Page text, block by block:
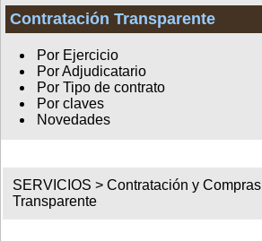
Contratación Transparente
Por Ejercicio
Por Adjudicatario
Por Tipo de contrato
Por claves
Novedades
SERVICIOS >Contratación y Compras
Transparente